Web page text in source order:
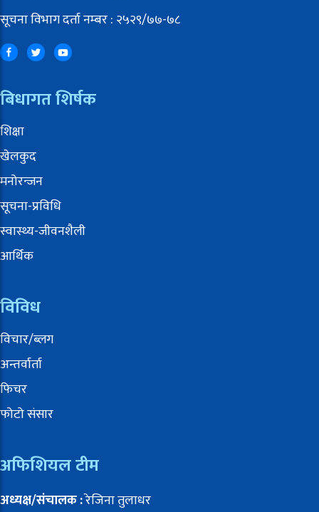
सूचना विभाग दर्ता नम्बर : २५२९/७७-७८
बिधागत शिर्षक
शिक्षा
खेलकुद
मनोरन्जन
सूचना-प्रविधि
स्वास्थ्य-जीवनशैली
आर्थिक
विविध
विचार/ब्लग
अन्तर्वार्ता
फिचर
फोटो संसार
अफिशियल टीम
अध्यक्ष/संचालक :रेजिना तुलाधर